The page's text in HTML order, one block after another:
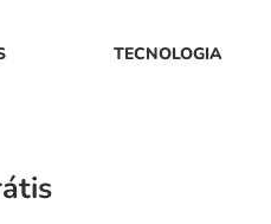
TECNOLOGIA